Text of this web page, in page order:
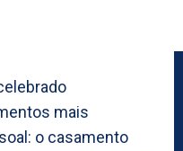
mais
o casamento